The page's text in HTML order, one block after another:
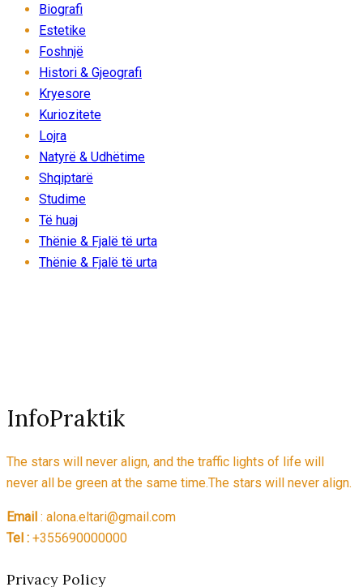
Biografi
Estetike
Foshnjë
Histori & Gjeografi
Kryesore
Kuriozitete
Lojra
Natyrë & Udhëtime
Shqiptarë
Studime
Të huaj
Thënie & Fjalë të urta
Thënie & Fjalë të urta
InfoPraktik
The stars will never align, and the traffic lights of life will
never all be green at the same time.The stars will never align.
Email : alona.eltari@gmail.com
Tel : +355690000000
Privacy Policy